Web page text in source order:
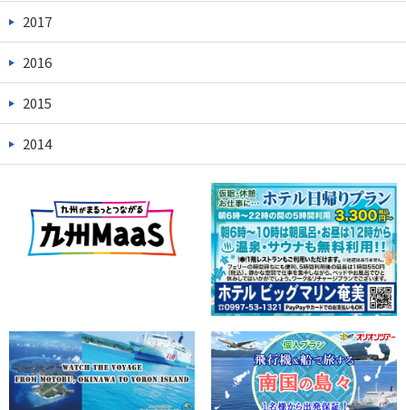
2017
2016
2015
2014